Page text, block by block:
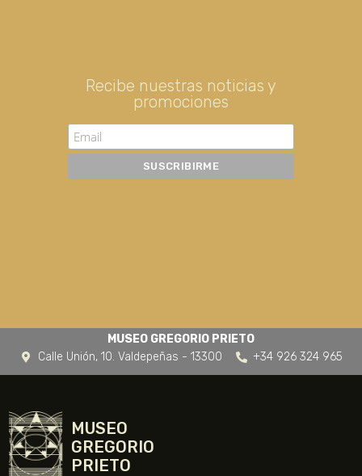
Recibe nuestras noticias y
promociones
MUSEO GREGORIO PRIETO
Calle Unión, 10. Valdepeñas - 13300
+34 926 324 965
MUSEO
GREGORIO
PRIETO